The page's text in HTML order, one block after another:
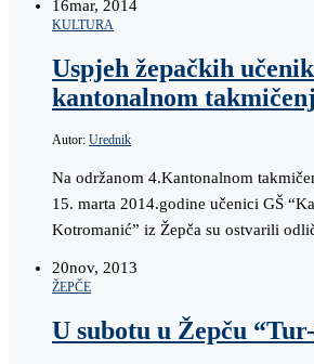
16mar, 2014
KULTURA
Uspjeh žepačkih
kantonalnom
Autor: Urednik
Na održanom 4.Kantonalnom
15. marta 2014.godine učenici GŠ
Kotromanić” iz Žepča su ostvarili
20nov, 2013
ŽEPČE
U subotu u Žepču